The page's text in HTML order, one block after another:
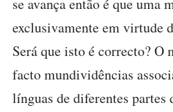
se avança então é que uma
exclusivamente em virtude
Será que isto é correcto? O
facto mundividências
línguas de diferentes